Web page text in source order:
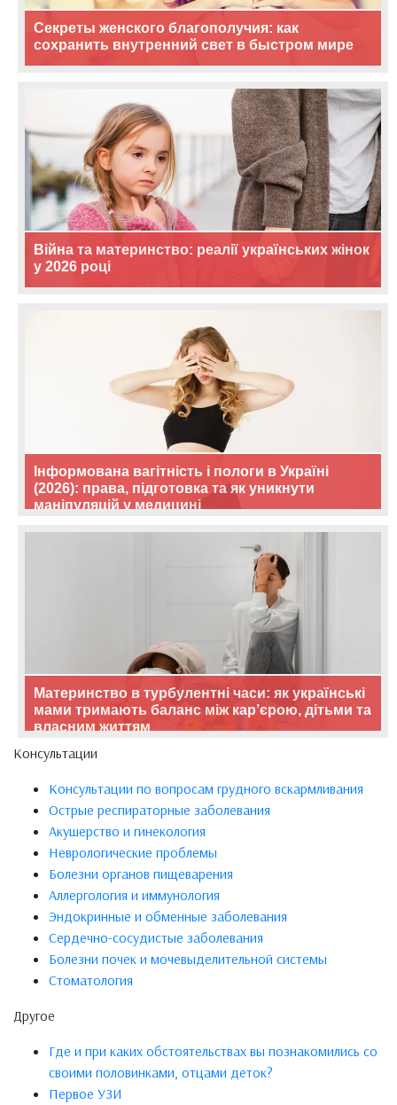
Секреты женского благополучия: как
сохранить внутренний свет в быстром мире
Війна та материнство: реалії українських жінок
у 2026 році
Інформована вагітність і пологи в Україні
(2026): права, підготовка та як уникнути
маніпуляцій у медицині
Материнство в турбулентні часи: як українські
мами тримають баланс між кар’єрою, дітьми та
власним життям
Консультации
Консультации по вопросам грудного вскармливания
Острые респираторные заболевания
Акушерство и гинекология
Неврологические проблемы
Болезни органов пищеварения
Аллергология и иммунология
Эндокринные и обменные заболевания
Сердечно-сосудистые заболевания
Болезни почек и мочевыделительной системы
Стоматология
Другое
Где и при каких обстоятельствах вы познакомились со
своими половинками, отцами деток?
Первое УЗИ